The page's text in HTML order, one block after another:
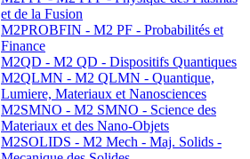
et de la Fusion
M2PROBFIN - M2 PF - Probabilités et
Finance
M2QD - M2 QD - Dispositifs Quantiques
M2QLMN - M2 QLMN - Quantique,
Lumiere, Materiaux et Nanosciences
M2SMNO - M2 SMNO - Science des
Materiaux et des Nano-Objets
M2SOLIDS - M2 Mech - Maj. Solids -